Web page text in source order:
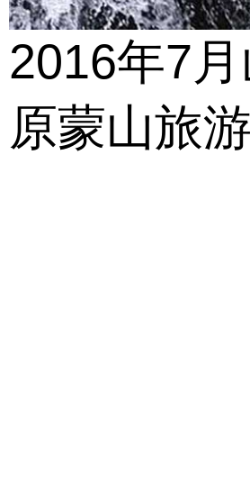
2016年7
原蒙山旅游